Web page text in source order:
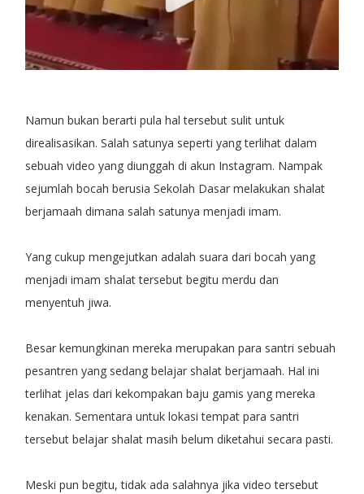
Namun bukan berarti pula hal tersebut sulit untuk
direalisasikan. Salah satunya seperti yang terlihat dalam
sebuah video yang diunggah di akun Instagram. Nampak
sejumlah bocah berusia Sekolah Dasar melakukan shalat
berjamaah dimana salah satunya menjadi imam.
Yang cukup mengejutkan adalah suara dari bocah yang
menjadi imam shalat tersebut begitu merdu dan
menyentuh jiwa.
Besar kemungkinan mereka merupakan para santri sebuah
pesantren yang sedang belajar shalat berjamaah. Hal ini
terlihat jelas dari kekompakan baju gamis yang mereka
kenakan. Sementara untuk lokasi tempat para santri
tersebut belajar shalat masih belum diketahui secara pasti.
Meski pun begitu, tidak ada salahnya jika video tersebut